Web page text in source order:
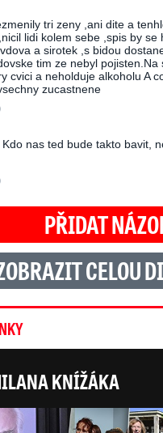
tri zeny ,ani dite a
lidi kolem sebe ,spis by se
a sirotek ,s bidou
tim ze nebyl pojisten.Na
cvici a neholduje alkoholu A
zucastnene
Kdo nas ted bude takto bavit,
PŘIDAT
CELOU
KNÍŽÁKA